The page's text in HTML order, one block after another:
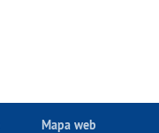
Mapa web